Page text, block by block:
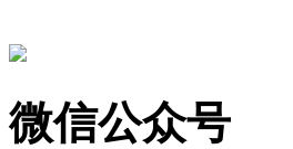
微信公众号